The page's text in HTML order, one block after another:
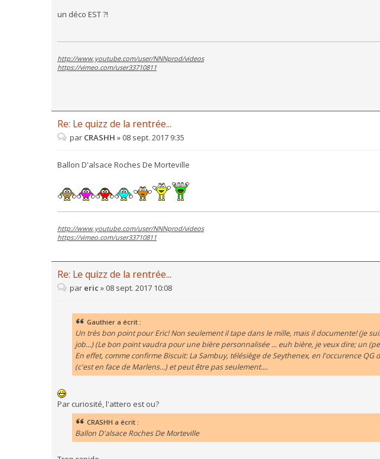
un déco EST ?!
http://www.youtube.com/user/NNNprod/videos
https://vimeo.com/user33710811
Re: Le quizz de la rentrée...
par CRASHH »08 sept. 2017 9:35
Ballon D'alsace Roches De Morteville
http://www.youtube.com/user/NNNprod/videos
https://vimeo.com/user33710811
Re: Le quizz de la rentrée...
par eric » 08 sept. 2017 10:08
Gauthier a écrit :
Un très bon point pour Eric! Non seulement il tape dans le mille, mais il documente! (je
job...) (Le bon point vaudra pour une bière personnalisée ... euh bière, je veux dire; un
En effet, comme confirme Biscuit: La Sambuy, télésiège de Seythenex, en l'occurence
(c'est en face de Marlens...) et peut être pas seulement....
Par curiosité, l'attero est ou?
CRASHH a écrit :
Ballon D'alsace Roches De Morteville